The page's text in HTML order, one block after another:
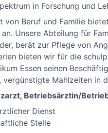
in Forschung und
von Beruf und Familie
Unsere Abteilung für
berät zur Pflege von
bieten wir für die
Essen seinen
vergünstigte Mahlzeiten
Betriebsärztin/
Dienst
Stelle